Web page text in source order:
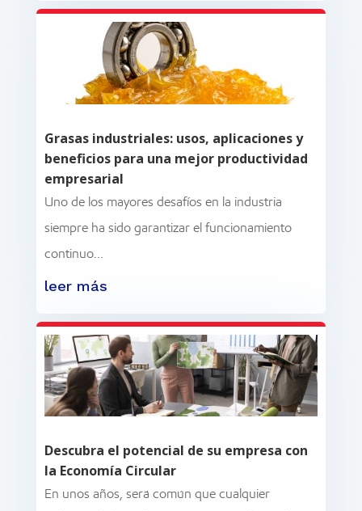
Grasas industriales: usos, aplicaciones y
beneficios para una mejor productividad
empresarial
Uno de los mayores desafíos en la industria
siempre ha sido garantizar el funcionamiento
continuo...
leer más
Descubra el potencial de su empresa con
la Economía Circular
En unos años, será común que cualquier